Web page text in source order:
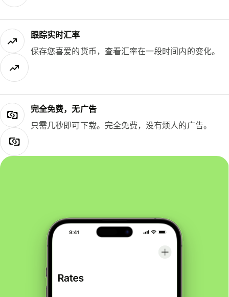
跟踪实时汇率
保存您喜爱的货币，查看汇率在一段时间内的变化。
完全免费，无广告
只需几秒即可下载。完全免费，没有烦人的广告。